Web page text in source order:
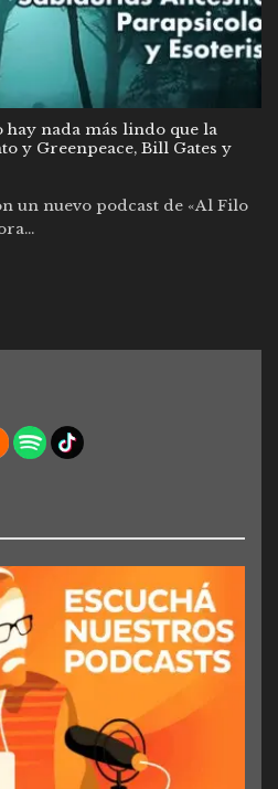
hay nada más lindo que la
y Greenpeace, Bill Gates y
un nuevo podcast de «Al Filo